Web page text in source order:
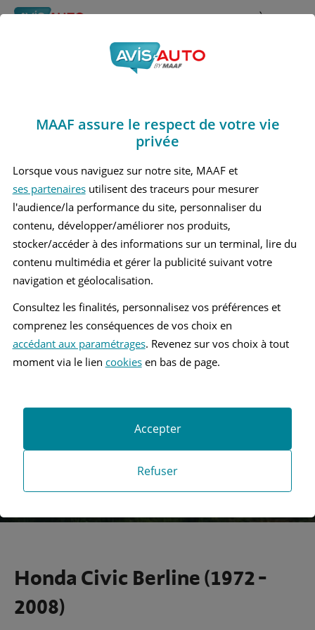
Rechercher À propos
Obtenir un devis d'assurance auto MAAF
Avis Honda Civic
Berline (1972 - 2008)
Recherche d'un véhicule
Comparer deux véhicules
Recherche
Recherche avancée
Honda Civic Berline (1972 -
2008)
MAAF assure le respect de votre vie
privée
Lorsque vous naviguez sur notre site, MAAF et
ses partenairesutilisent des traceurs pour mesurer
l'audience/la performance du site, personnaliser du
contenu, développer/améliorer nos produits,
stocker/accéder à des informations sur un terminal, lire du
contenu multimédia et gérer la publicité suivant votre
navigation et géolocalisation.
Consultez les finalités, personnalisez vos préférences et
comprenez les conséquences de vos choix en
accédant aux paramétrages. Revenez sur vos choix à tout
moment via le lien cookiesen bas de page.
Refuser
Accepter